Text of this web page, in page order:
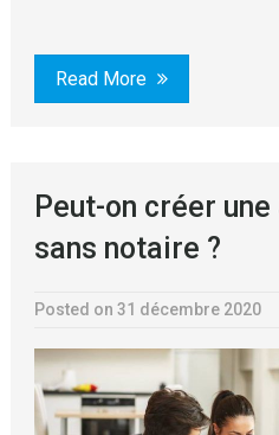
Read More
Peut-on créer
sans notaire ?
Posted on 31 décembre 2020